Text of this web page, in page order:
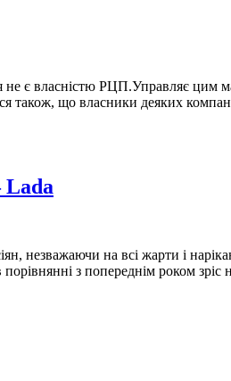
не є власністю РЦП.Управляє
також, що власники деяких
Lada
незважаючи на всі жарти і
з попереднім роком